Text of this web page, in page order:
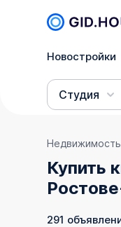
Новостройки
Студия
Купить
291